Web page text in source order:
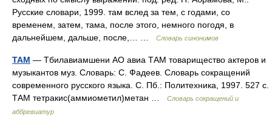
Русские словари, 1999. там вслед за тем, с годами, со
временем, затем, тама, после этого, немного погодя, в
дальнейшем, дальше, после,… …
Словарь синонимов
ТАМ — Тбилавиамшени АО авиа ТАМ товарищество актеров и
музыкантов муз. Словарь: С. Фадеев. Словарь сокращений
современного русского языка. С. Пб.: Политехника, 1997. 527 с.
ТАМ тетракис(аммиометил)метан …
Словарь сокращений и
аббревиатур